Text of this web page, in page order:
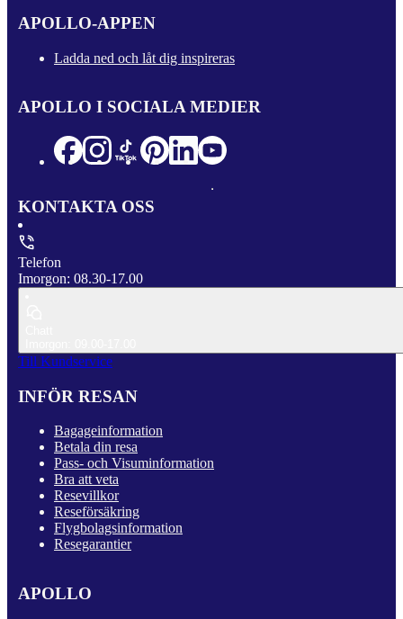
APOLLO-APPEN
Ladda ned och låt dig inspireras
APOLLO I SOCIALA MEDIER
KONTAKTA OSS
Telefon
Imorgon: 08.30-17.00
Till Kundservice
INFÖR RESAN
Bagageinformation
Betala din resa
Pass- och Visuminformation
Bra att veta
Resevillkor
Reseförsäkring
Flygbolagsinformation
Resegarantier
APOLLO